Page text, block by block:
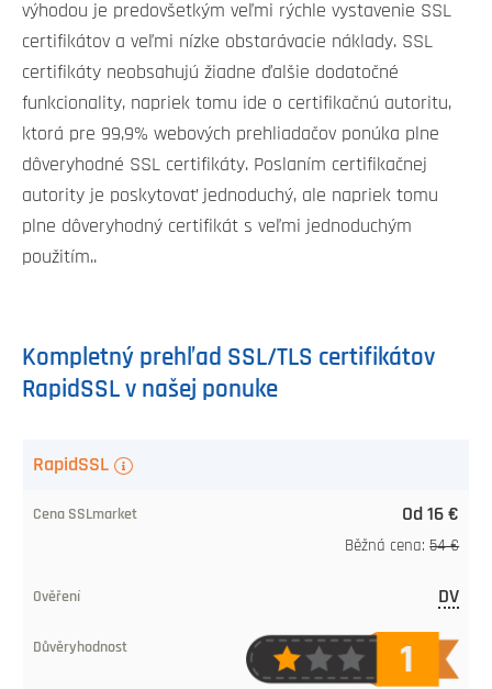
výhodou je predovšetkým veľmi rýchle vystavenie SSL
certifikátov a veľmi nízke obstarávacie náklady. SSL
certifikáty neobsahujú žiadne ďalšie dodatočné
funkcionality, napriek tomu ide o certifikačnú autoritu,
ktorá pre 99,9% webových prehliadačov ponúka plne
dôveryhodné SSL certifikáty. Poslaním certifikačnej
autority je poskytovať jednoduchý, ale napriek tomu
plne dôveryhodný certifikát s veľmi jednoduchým
použitím..
Kompletný prehľad SSL/TLS certifikátov
RapidSSL v našej ponuke
SSL/TLS
RapidSSL
Od 16 €
Běžná cena:54 €
DV